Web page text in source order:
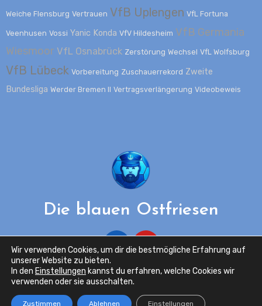
Weiche Flensburg Vertrauen VfB Uplengen VfL Fortuna
Veenhusen Vossi Yanic Konda VfV Hildesheim VfB Germania
Wiesmoor VfL Osnabrück Zerstörung Wechsel VfL Wolfsburg
VfB Lübeck Vorbereitung Zuschauerrekord Zweite
Bundesliga Werder Bremen II Vertragsverlängerung Videobeweis
Die blauen Ostfriesen
Wir verwenden Cookies, um dir die bestmögliche Erfahrung auf
unserer Website zu bieten.
In den Einstellungen kannst du erfahren, welche Cookies wir
verwenden oder sie ausschalten.
Zustimmen Ablehnen Einstellungen